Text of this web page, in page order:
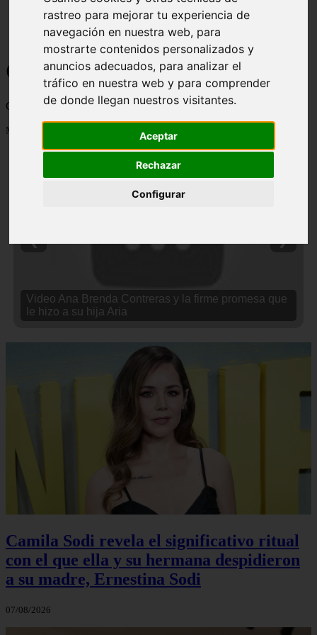
rastreo para mejorar tu experiencia de
navegación en nuestra web, para
mostrarte contenidos personalizados y
anuncios adecuados, para analizar el
tráfico en nuestra web y para comprender
de donde llegan nuestros visitantes.
Aceptar
Rechazar
Configurar
Curiosidades y Sabias que
Cosas curiosas, curiosidades, noticias impactantes y mucho mas
Mostrando 1 - 24 de 2838 artículos
Video Ana Brenda Contreras y la firme promesa que
le hizo a su hija Aria
Camila Sodi revela el significativo ritual
con el que ella y su hermana despidieron
a su madre, Ernestina Sodi
07/08/2026